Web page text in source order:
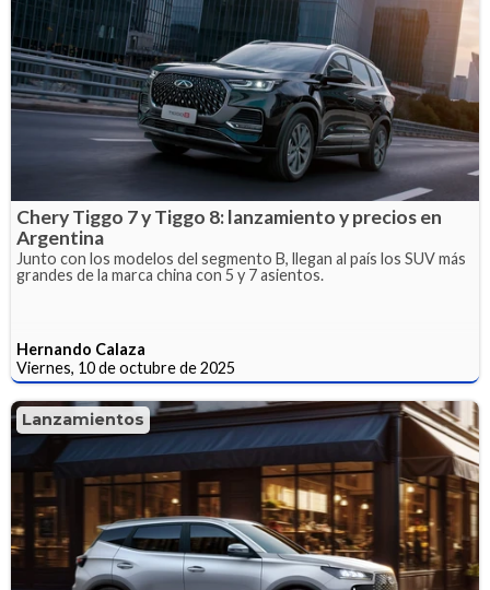
Chery Tiggo 7 y Tiggo 8: lanzamiento y precios en
Argentina
Junto con los modelos del segmento B, llegan al país los SUV más
grandes de la marca china con 5 y 7 asientos.
Hernando Calaza
Viernes, 10 de octubre de 2025
Lanzamientos